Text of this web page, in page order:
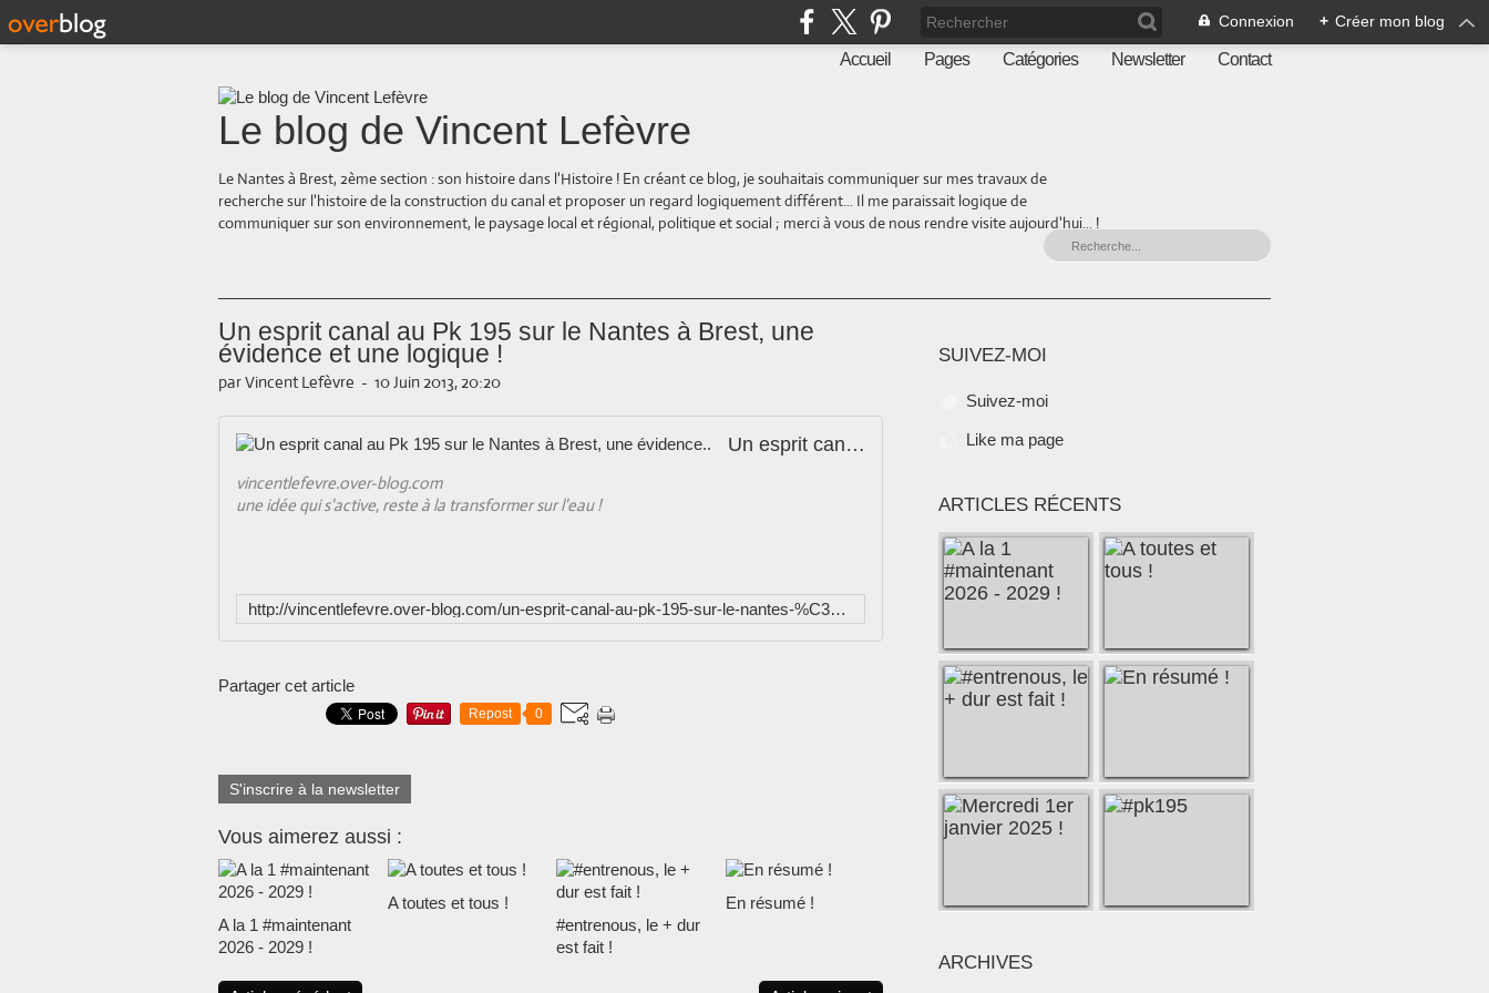
Connexion + Créer mon blog
Accueil Pages Catégories Newsletter Contact
Le blog de Vincent Lefèvre
Le Nantes à Brest, 2ème section : son histoire dans l'Histoire ! En créant ce blog, je souhaitais communiquer sur mes travaux de
recherche sur l'histoire de la construction du canal et proposer un regard logiquement différent... Il me paraissait logique de
communiquer sur son environnement, le paysage local et régional, politique et social ; merci à vous de nous rendre visite aujourd'hui... !
Un esprit canal au Pk 195 sur le Nantes à Brest, une
évidence et une logique !
par Vincent Lefèvre - 10 Juin 2013, 20:20
Un esprit canal au Pk 195 sur le Nantes à Brest, une évidence..
vincentlefevre.over-blog.com
une idée qui s'active, reste à la transformer sur l'eau !
http://vincentlefevre.over-blog.com/un-esprit-canal-au-pk-195-sur-le-nantes-%C3%A0-brest-une-%C3%A9vidence
Partager cet article
Repost 0
S'inscrire à la newsletter
Vous aimerez aussi :
A la 1 #maintenant
2026 - 2029 !
A toutes et tous !
#entrenous, le + dur
est fait !
En résumé !
SUIVEZ-MOI
Suivez-moi
Like ma page
ARTICLES RÉCENTS
ARCHIVES